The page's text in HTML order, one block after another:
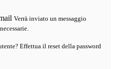
Verrà inviato un messaggio
Effettua il reset della password